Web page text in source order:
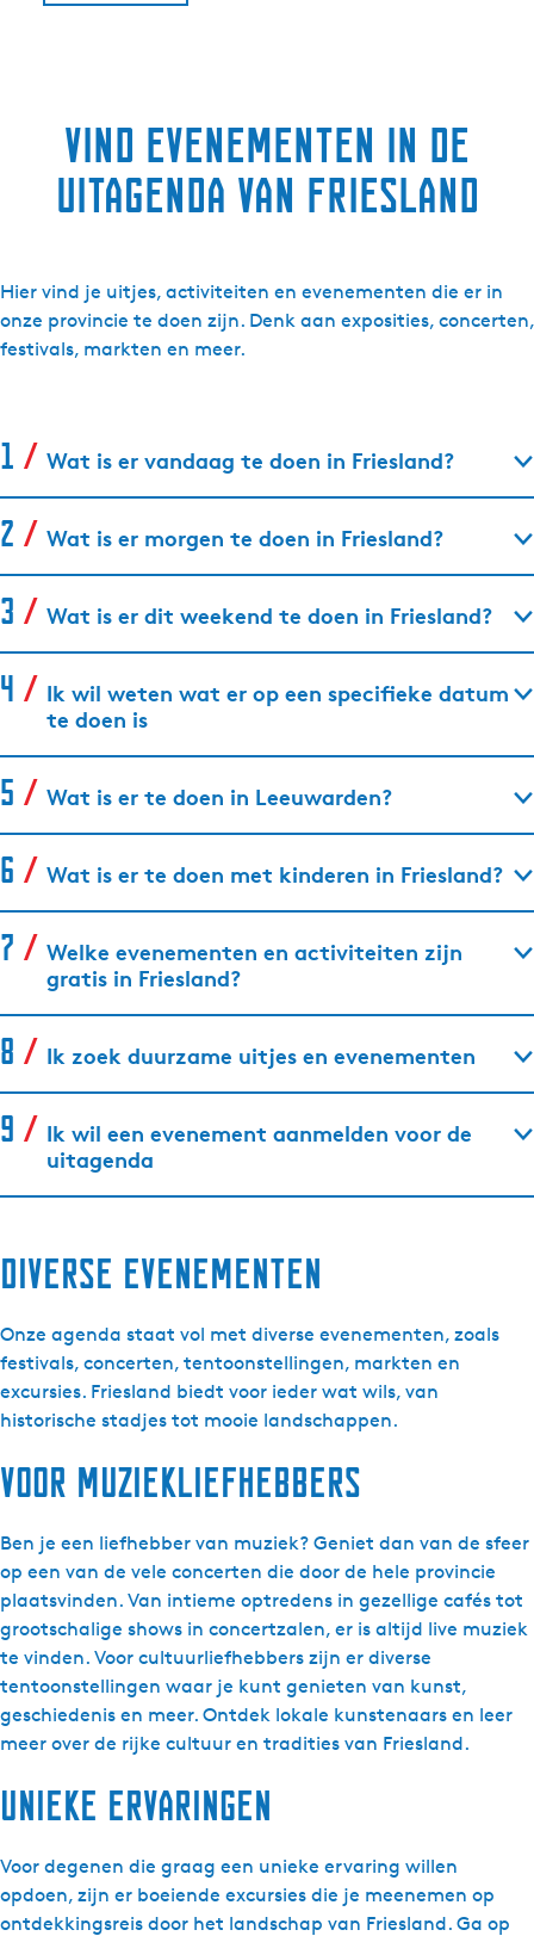
Vind evenementen in de
uitagenda van Friesland
Hier vind je uitjes, activiteiten en evenementen die er in
onze provincie te doen zijn. Denk aan exposities, concerten,
festivals, markten en meer.
Wat is er vandaag te doen in Friesland?
Wat is er morgen te doen in Friesland?
Wat is er dit weekend te doen in Friesland?
Ik wil weten wat er op een specifieke datum
te doen is
Wat is er te doen in Leeuwarden?
Wat is er te doen met kinderen in Friesland?
Welke evenementen en activiteiten zijn
gratis in Friesland?
Ik zoek duurzame uitjes en evenementen
Ik wil een evenement aanmelden voor de
uitagenda
Diverse evenementen
Onze agenda staat vol met diverse evenementen, zoals
festivals, concerten, tentoonstellingen, markten en
excursies. Friesland biedt voor ieder wat wils, van
historische stadjes tot mooie landschappen.
Voor muziekliefhebbers
Ben je een liefhebber van muziek? Geniet dan van de sfeer
op een van de vele concerten die door de hele provincie
plaatsvinden. Van intieme optredens in gezellige cafés tot
grootschalige shows in concertzalen, er is altijd live muziek
te vinden. Voor cultuurliefhebbers zijn er diverse
tentoonstellingen waar je kunt genieten van kunst,
geschiedenis en meer. Ontdek lokale kunstenaars en leer
meer over de rijke cultuur en tradities van Friesland.
Unieke ervaringen
Voor degenen die graag een unieke ervaring willen
opdoen, zijn er boeiende excursies die je meenemen op
ontdekkingsreis door het landschap van Friesland. Ga op